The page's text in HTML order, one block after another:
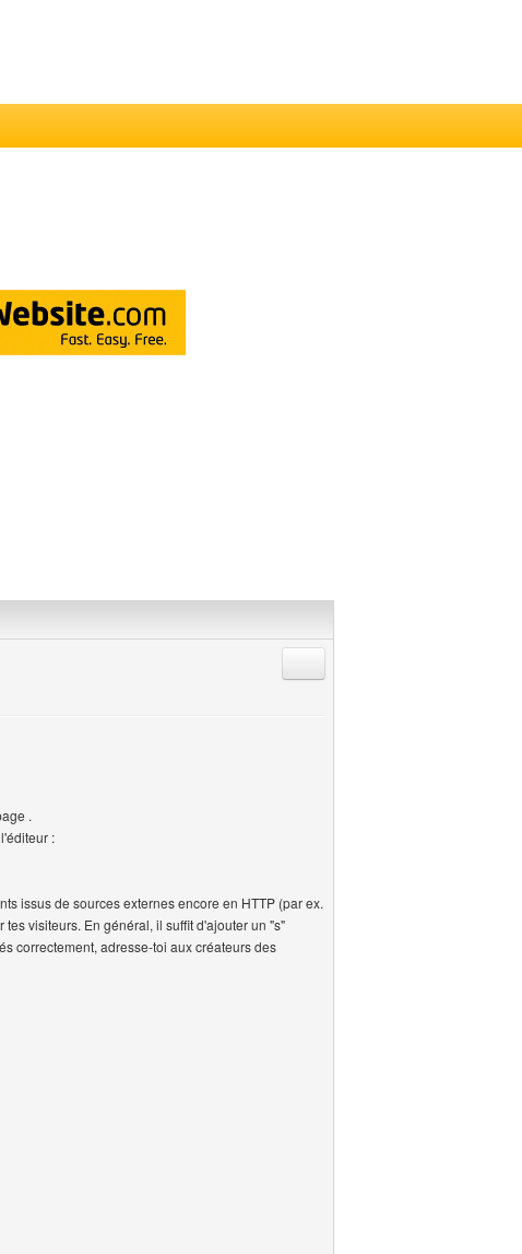
.
:
issus de sources externes encore en HTTP (par ex.
visiteurs. En général, il suffit d'ajouter un "s"
correctement, adresse-toi aux créateurs des